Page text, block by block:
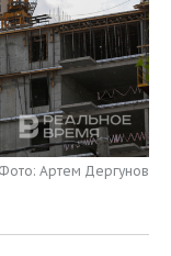
Фото: Артем Дергунов